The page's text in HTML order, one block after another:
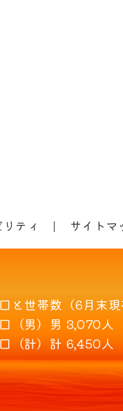
ティ サイトマ
と世帯数（6月末現
（男） 男 3,070人
（計） 計 6,450人